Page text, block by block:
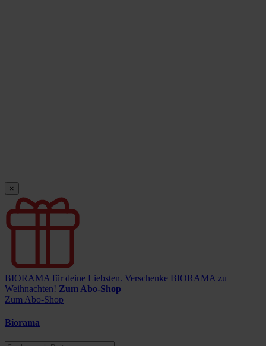
×
BIORAMA für deine Liebsten. Verschenke BIORAMA zu
Weihnachten! Zum Abo-Shop
Zum Abo-Shop
Biorama